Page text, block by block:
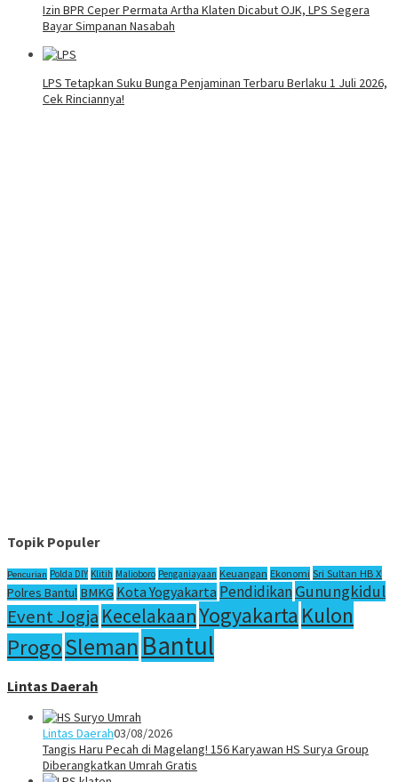
Izin BPR Ceper Permata Artha Klaten Dicabut OJK, LPS Segera
Bayar Simpanan Nasabah
LPS Tetapkan Suku Bunga Penjaminan Terbaru Berlaku 1 Juli 2026,
Cek Rinciannya!
Topik Populer
Pencurian Polda DIY Klitih Malioboro Penganiayaan Keuangan Ekonomi Sri Sultan HB X
Polres Bantul BMKG Kota Yogyakarta PendidikanGunungkidul
Event Jogja KecelakaanYogyakarta Kulon
ProgoSleman Bantul
Lintas Daerah
Lintas Daerah03/08/2026
Tangis Haru Pecah di Magelang! 156 Karyawan HS Surya Group
Diberangkatkan Umrah Gratis